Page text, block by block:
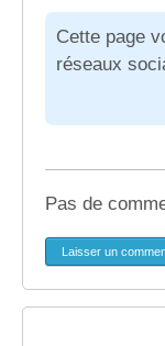
Cette page
réseaux
Pas de
Laisser un